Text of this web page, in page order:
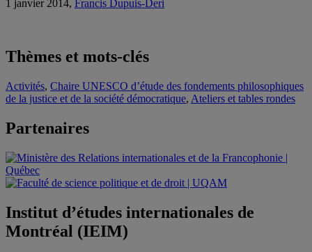
1 janvier 2014, Francis Dupuis-Deri
Thèmes et mots-clés
Activités, Chaire UNESCO d’étude des fondements philosophiques
de la justice et de la société démocratique, Ateliers et tables rondes
Partenaires
Institut d’études internationales de
Montréal (IEIM)